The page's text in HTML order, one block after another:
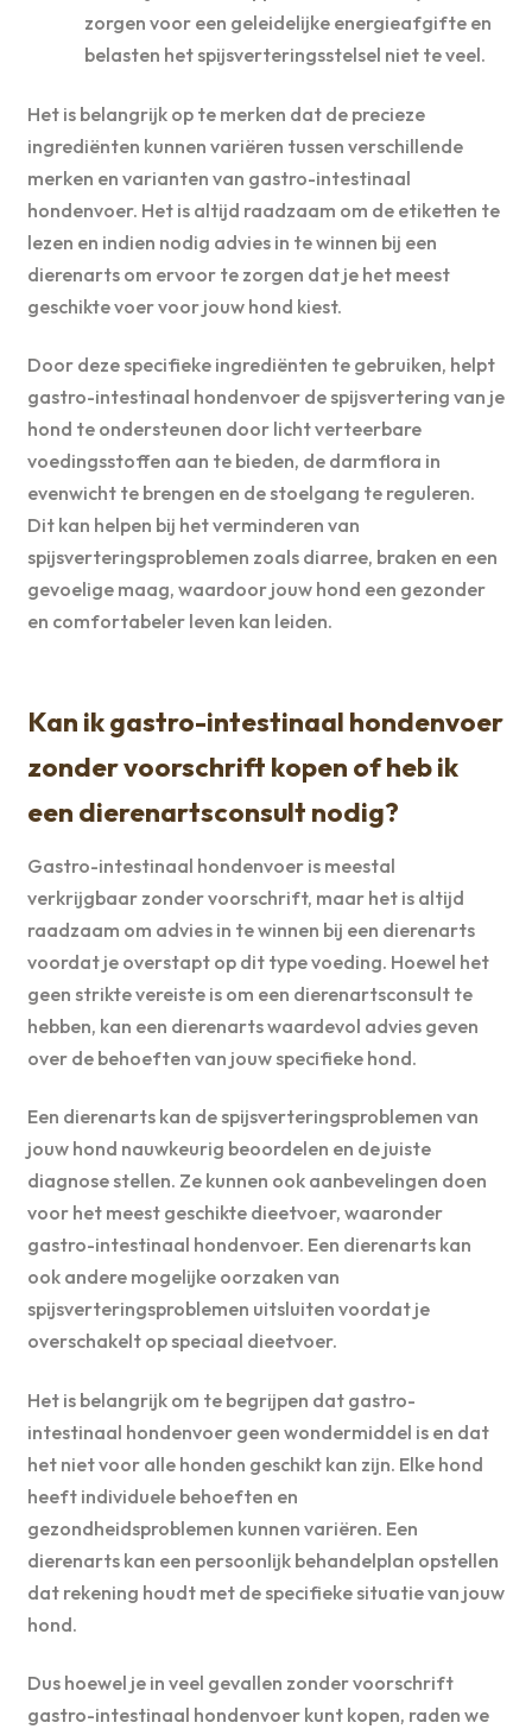
zorgen voor een geleidelijke energieafgifte en
belasten het spijsverteringsstelsel niet te veel.
Het is belangrijk op te merken dat de precieze
ingrediënten kunnen variëren tussen verschillende
merken en varianten van gastro-intestinaal
hondenvoer. Het is altijd raadzaam om de etiketten te
lezen en indien nodig advies in te winnen bij een
dierenarts om ervoor te zorgen dat je het meest
geschikte voer voor jouw hond kiest.
Door deze specifieke ingrediënten te gebruiken, helpt
gastro-intestinaal hondenvoer de spijsvertering van je
hond te ondersteunen door licht verteerbare
voedingsstoffen aan te bieden, de darmflora in
evenwicht te brengen en de stoelgang te reguleren.
Dit kan helpen bij het verminderen van
spijsverteringsproblemen zoals diarree, braken en een
gevoelige maag, waardoor jouw hond een gezonder
en comfortabeler leven kan leiden.
Kan ik gastro-intestinaal hondenvoer
zonder voorschrift kopen of heb ik
een dierenartsconsult nodig?
Gastro-intestinaal hondenvoer is meestal
verkrijgbaar zonder voorschrift, maar het is altijd
raadzaam om advies in te winnen bij een dierenarts
voordat je overstapt op dit type voeding. Hoewel het
geen strikte vereiste is om een dierenartsconsult te
hebben, kan een dierenarts waardevol advies geven
over de behoeften van jouw specifieke hond.
Een dierenarts kan de spijsverteringsproblemen van
jouw hond nauwkeurig beoordelen en de juiste
diagnose stellen. Ze kunnen ook aanbevelingen doen
voor het meest geschikte dieetvoer, waaronder
gastro-intestinaal hondenvoer. Een dierenarts kan
ook andere mogelijke oorzaken van
spijsverteringsproblemen uitsluiten voordat je
overschakelt op speciaal dieetvoer.
Het is belangrijk om te begrijpen dat gastro-
intestinaal hondenvoer geen wondermiddel is en dat
het niet voor alle honden geschikt kan zijn. Elke hond
heeft individuele behoeften en
gezondheidsproblemen kunnen variëren. Een
dierenarts kan een persoonlijk behandelplan opstellen
dat rekening houdt met de specifieke situatie van jouw
hond.
Dus hoewel je in veel gevallen zonder voorschrift
gastro-intestinaal hondenvoer kunt kopen, raden we